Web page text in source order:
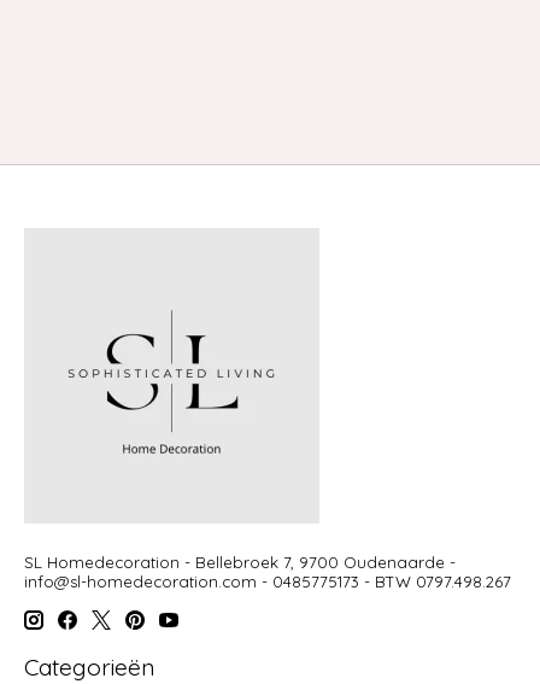
SL Homedecoration - Bellebroek 7, 9700 Oudenaarde -
info@sl-homedecoration.com - 0485775173 - BTW 0797.498.267
Categorieën